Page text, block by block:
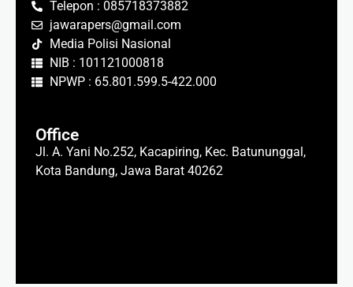
Telepon : 085718373882
jawarapers@gmail.com
Media Polisi Nasional
NIB : 101121000818
NPWP : 65.801.599.5-422.000
Office
Jl. A. Yani No.252, Kacapiring, Kec. Batununggal,
Kota Bandung, Jawa Barat 40262